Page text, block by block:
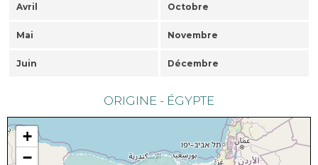
Avril Octobre
Mai Novembre
Juin Décembre
ORIGINE - ÉGYPTE
+
−